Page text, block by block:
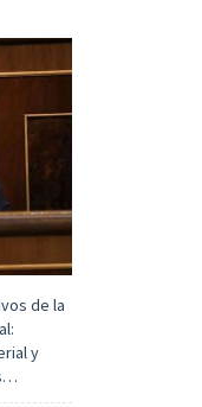
de la
y